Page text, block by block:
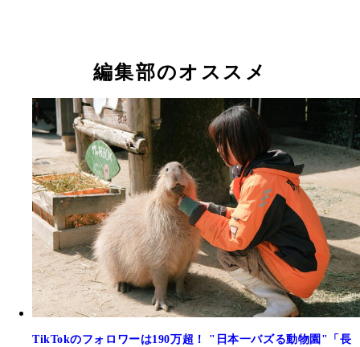
編集部のオススメ
TikTokのフォロワーは190万超！ "日本一バズる動物園"「長